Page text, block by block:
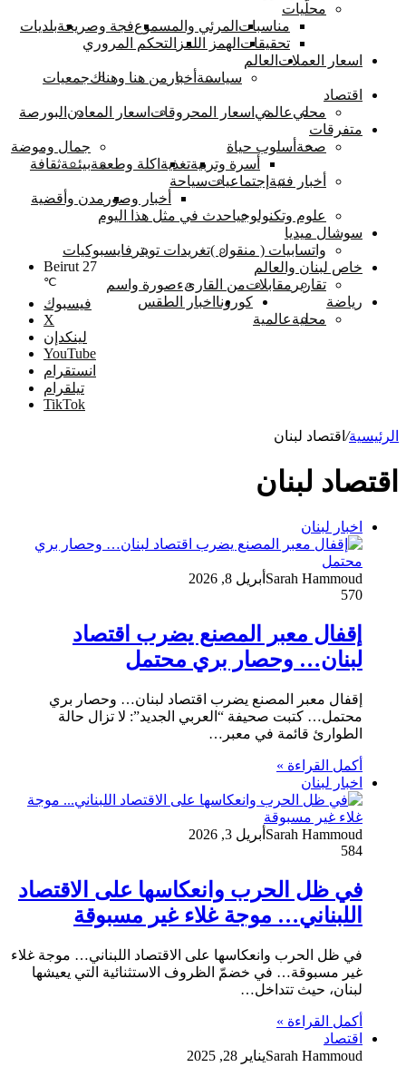
محلّيات
مناسبات المرئي والمسموعفجة وصريحةبلديات
تحقيقات الهمز اللمز التحكم المروري
اسعار العملات العالم
سياسىة أخبار من هنا وهناكجمعيات
اقتصاد
محليعالمي اسعار المحروقات اسعار المعادن البورصة
متفرقات
صحة أسلوب حياة
أسرة وتربيةتغذية اكلة وطعمة
جمال وموضة
بيئــةثقافة
أخبار فنية إجتماعياتسياحة
أخبار وصور مدن وأقضية
علوم وتكنولوجياحدث في مثل هذا اليوم
سوشال ميديا
واتسابيات ( منقول )تغريدات تويتر فايسبوكيات
خاص لبنان والعالم
تقارير مقابلاتمن القارىءصورة واسم
رياضة
محليةعالمية
كورونا اخبار الطقس
Beirut 27
℃
فيسبوك
‫X
لينكدإن
‫YouTube
انستقرام
تيلقرام
‫TikTok
الرئيسية/ اقتصاد لبنان
اقتصاد لبنان
اخبار لبنان
Sarah Hammoud أبريل 8, 2026
570
إقفال معبر المصنع يضرب اقتصاد
لبنان… وحصار بري محتمل
إقفال معبر المصنع يضرب اقتصاد لبنان… وحصار بري
محتمل… كتبت صحيفة “العربي الجديد”: لا تزال حالة
الطوارئ قائمة في معبر…
أكمل القراءة »
اخبار لبنان
Sarah Hammoud أبريل 3, 2026
584
في ظل الحرب وانعكاسها على الاقتصاد
اللبناني… موجة غلاء غير مسبوقة
في ظل الحرب وانعكاسها على الاقتصاد اللبناني… موجة غلاء
غير مسبوقة… في خضمّ الظروف الاستثنائية التي يعيشها
لبنان، حيث تتداخل…
أكمل القراءة »
اقتصاد
Sarah Hammoudيناير 28, 2025